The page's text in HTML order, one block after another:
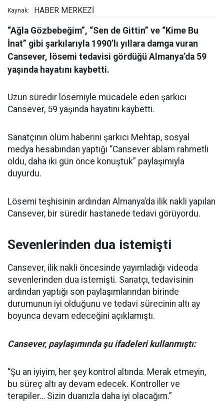
Kaynak: HABER MERKEZİ
“Ağla Gözbebeğim”, “Sen de Gittin” ve “Kime Bu
İnat” gibi şarkılarıyla 1990’lı yıllara damga vuran
Cansever, lösemi tedavisi gördüğü Almanya’da 59
yaşında hayatını kaybetti.
Uzun süredir lösemiyle mücadele eden şarkıcı
Cansever, 59 yaşında hayatını kaybetti.
Sanatçının ölüm haberini şarkıcı Mehtap, sosyal
medya hesabından yaptığı “Cansever ablam rahmetli
oldu, daha iki gün önce konuştuk” paylaşımıyla
duyurdu.
Lösemi teşhisinin ardından Almanya’da ilik nakli yapılan
Cansever, bir süredir hastanede tedavi görüyordu.
Sevenlerinden dua istemişti
Cansever, ilik nakli öncesinde yayımladığı videoda
sevenlerinden dua istemişti. Sanatçı, tedavisinin
ardından yaptığı son paylaşımlarından birinde
durumunun iyi olduğunu ve tedavi sürecinin altı ay
boyunca devam edeceğini açıklamıştı.
Cansever, paylaşımında şu ifadeleri kullanmıştı:
“Şu an iyiyim, her şey kontrol altında. Merak etmeyin,
bu süreç altı ay devam edecek. Kontroller ve
terapiler… Sizin duanızla daha iyi olacağım.”